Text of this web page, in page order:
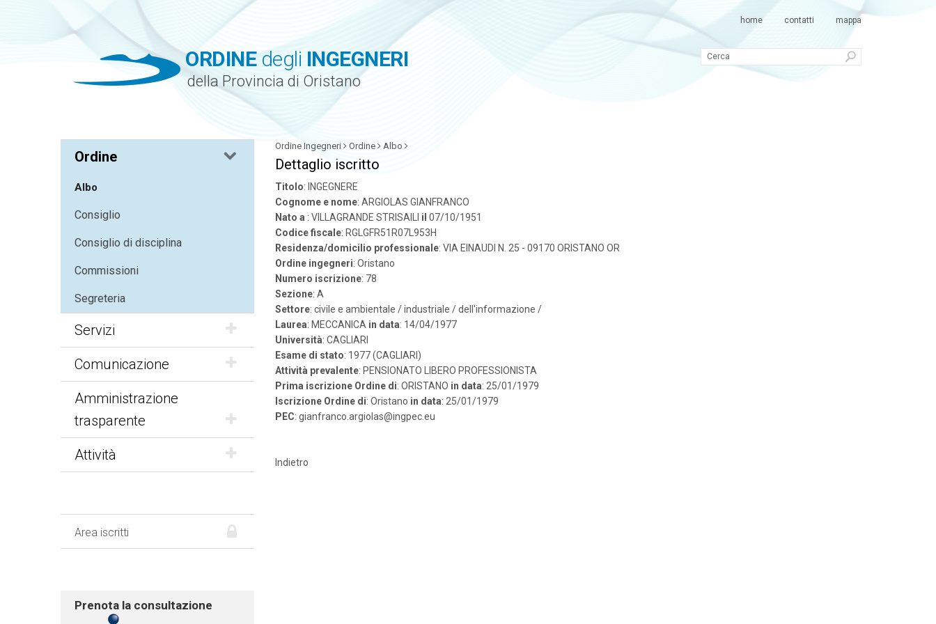
ORDINEdegli INGEGNERI
della Provincia di Oristano
home contatti mappa
Ordine
Albo
Consiglio
Consiglio di disciplina
Commissioni
Segreteria
Servizi
Comunicazione
Amministrazione
trasparente
Attività
Area iscritti
Prenota la consultazione
Ordine Ingegneri Ordine Albo
Dettaglio iscritto
Titolo: INGEGNERE
Cognome e nome: ARGIOLAS GIANFRANCO
Nato a : VILLAGRANDE STRISAILI il 07/10/1951
Codice fiscale: RGLGFR51R07L953H
Residenza/domicilio professionale: VIA EINAUDI N. 25 - 09170 ORISTANO OR
Ordine ingegneri: Oristano
Numero iscrizione: 78
Sezione: A
Settore: civile e ambientale / industriale / dell'informazione /
Laurea: MECCANICA in data: 14/04/1977
Università: CAGLIARI
Esame di stato: 1977 (CAGLIARI)
Attività prevalente: PENSIONATO LIBERO PROFESSIONISTA
Prima iscrizione Ordine di: ORISTANO in data: 25/01/1979
Iscrizione Ordine di: Oristano in data: 25/01/1979
PEC: gianfranco.argiolas@ingpec.eu
Indietro